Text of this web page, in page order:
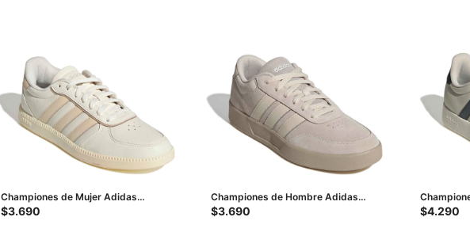
Championes de Mujer Adidas
Breaknet Sleek - Beige - Arena
$3.690
Championes de Hombre Adidas
Breaknet 3.0 - Beige - Natural
$3.690
Barreda -
$4.290